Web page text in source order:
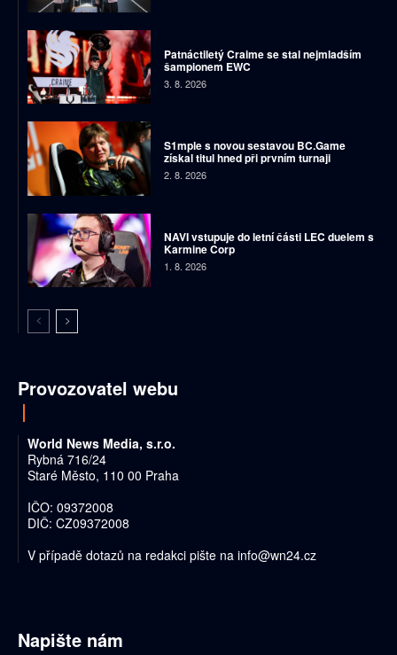
Patnáctiletý Craime se stal nejmladším
šampionem EWC
3. 8. 2026
S1mple s novou sestavou BC.Game
získal titul hned při prvním turnaji
2. 8. 2026
NAVI vstupuje do letní části LEC duelem s
Karmine Corp
1. 8. 2026
Provozovatel webu
World News Media, s.r.o.
Rybná 716/24
Staré Město, 110 00 Praha
IČO: 09372008
DIČ: CZ09372008
V případě dotazů na redakci pište na info@wn24.cz
Napište nám